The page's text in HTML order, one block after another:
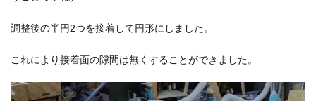
調整後の半円2つを接着して円形にしました。
これにより接着面の隙間は無くすることができました。